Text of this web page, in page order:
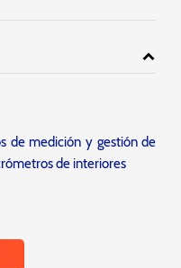
de medición y gestión de
de interiores